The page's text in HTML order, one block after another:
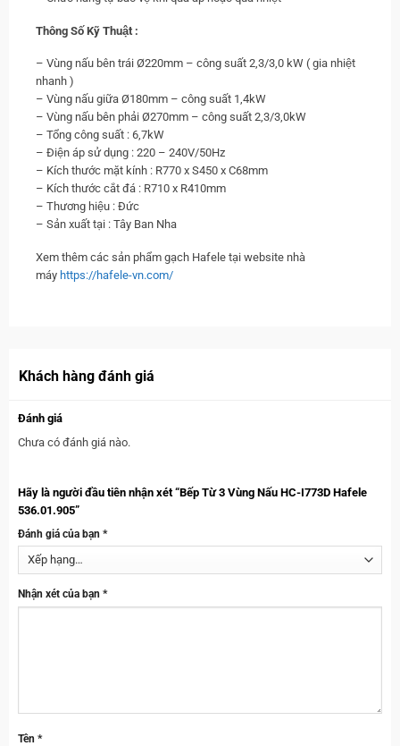
Thông Số Kỹ Thuật :
– Vùng nấu bên trái Ø220mm – công suất 2,3/3,0 kW ( gia nhiệt
nhanh )
– Vùng nấu giữa Ø180mm – công suất 1,4kW
– Vùng nấu bên phải Ø270mm – công suất 2,3/3,0kW
– Tổng công suất : 6,7kW
– Điện áp sử dụng : 220 – 240V/50Hz
– Kích thước mặt kính : R770 x S450 x C68mm
– Kích thước cắt đá : R710 x R410mm
– Thương hiệu : Đức
– Sản xuất tại : Tây Ban Nha
Xem thêm các sản phẩm gạch Hafele tại website nhà
máy https://hafele-vn.com/
Khách hàng đánh giá
Đánh giá
Chưa có đánh giá nào.
Hãy là người đầu tiên nhận xét “Bếp Từ 3 Vùng Nấu HC-I773D Hafele
536.01.905”
Đánh giá của bạn *
Nhận xét của bạn *
Tên *